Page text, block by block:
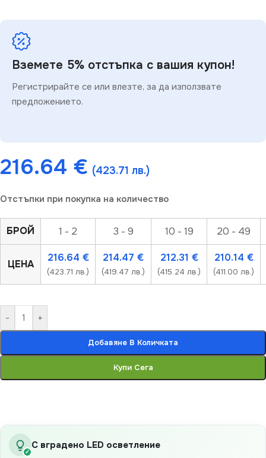
Вземете 5% отстъпка с вашия купон!
Регистрирайте се или влезте, за да използвате
предложението.
216.64 € (423.71 лв.)
Отстъпки при покупка на количество
БРОЙ 1 - 2 3 - 9 10 - 19 20 - 49
ЦЕНА
216.64 €
(423.71 лв.)
214.47 €
(419.47 лв.)
212.31 €
(415.24 лв.)
210.14 €
(411.00 лв.)
- +
Добавяне В Количката
Купи Сега
✓
С вградено LED осветление